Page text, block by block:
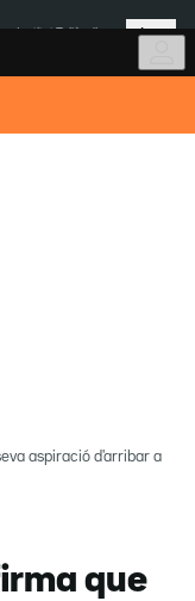
Més
aspiració d'arribar a
que